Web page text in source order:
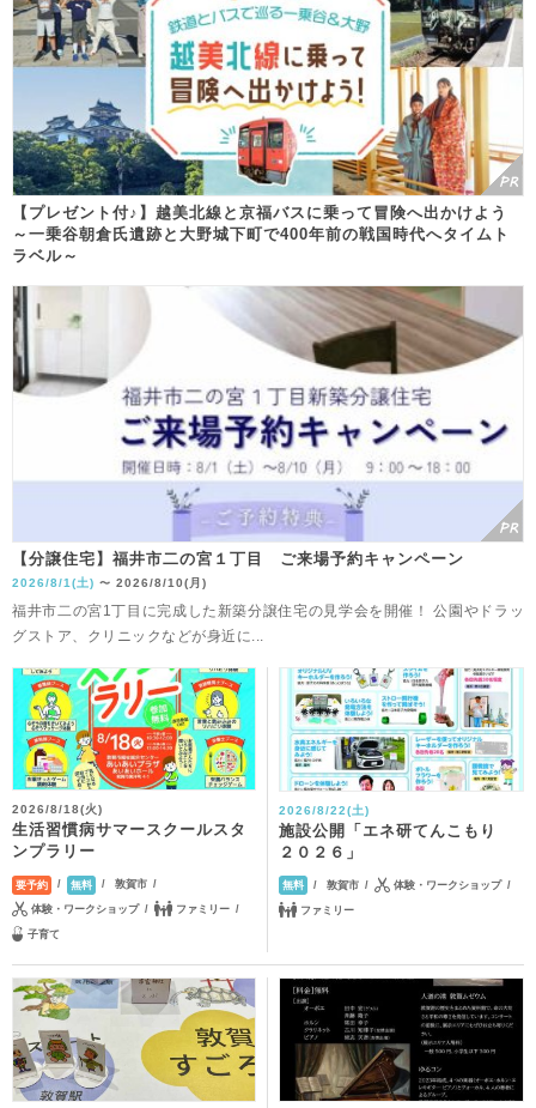
【プレゼント付♪】越美北線と京福バスに乗って冒険へ出かけよう
～一乗谷朝倉氏遺跡と大野城下町で400年前の戦国時代へタイムト
ラベル～
【分譲住宅】福井市二の宮１丁目 ご来場予約キャンペーン
2026/8/1(土) 〜 2026/8/10(月)
福井市二の宮1丁目に完成した新築分譲住宅の見学会を開催！ 公園やドラッ
グストア、クリニックなどが身近に...
2026/8/18(火)
生活習慣病サマースクールスタ
ンプラリー
要予約 無料 敦賀市
体験・ワークショップ ファミリー
子育て
2026/8/22(土)
施設公開「エネ研てんこもり
２０２６」
無料 敦賀市 体験・ワークショップ
ファミリー